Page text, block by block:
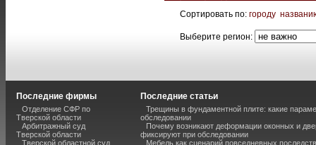
Сортировать по: городу
Выберите регион:
Последние фирмы
Отделение СФР по
Тверской области
Арбитражный суд
Тверской области
Тверской областной суд
Последние статьи
Трещины в фундаментной плите: какие
обследовании
Почему возникают деформации оконных и
фиксируют при обследовании
Мебель как сценарий повседневных